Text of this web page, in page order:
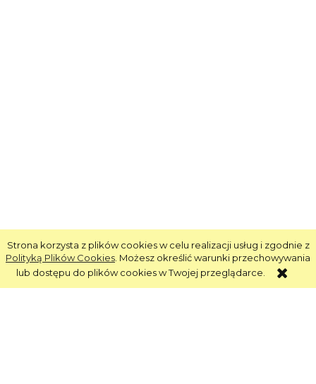
Strona korzysta z plików cookies w celu realizacji usług i zgodnie z
Polityką Plików Cookies . Możesz określić warunki przechowywania
lub dostępu do plików cookies w Twojej przeglądarce.